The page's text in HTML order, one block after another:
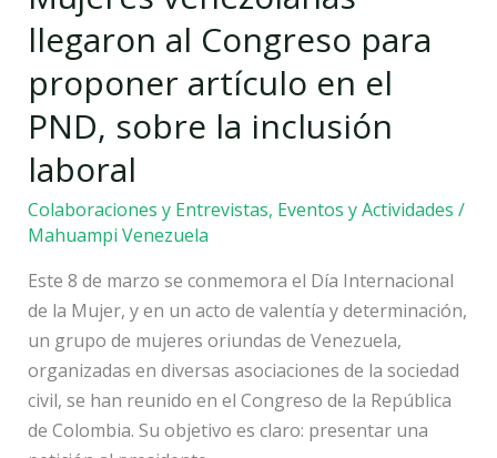
llegaron al Congreso para
proponer artículo en el
PND, sobre la inclusión
laboral
Colaboraciones y Entrevistas, Eventos y Actividades /
Mahuampi Venezuela
Este 8 de marzo se conmemora el Día Internacional
de la Mujer, y en un acto de valentía y determinación,
un grupo de mujeres oriundas de Venezuela,
organizadas en diversas asociaciones de la sociedad
civil, se han reunido en el Congreso de la República
de Colombia. Su objetivo es claro: presentar una
proponer
artículo
en
el
PND,
sobre
la
laboral